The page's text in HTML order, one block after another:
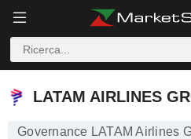
LATAM AIRLINES GROUP
LATAM AIRLINES
Governance LATAM Airlines